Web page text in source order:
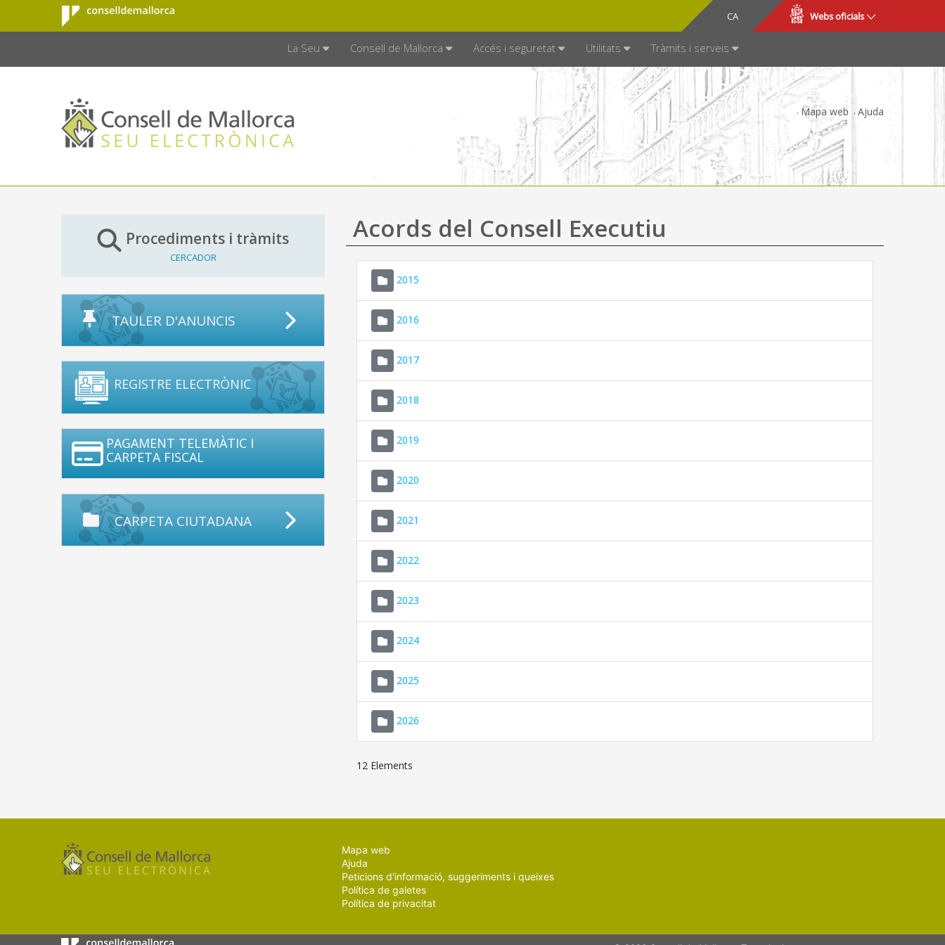
Salta al contingut principal
Consell de
Mallorca
CA
ES Webs oficials
La Seu Consell de Mallorca Accés i seguretat Utilitats Tràmits i serveis
Mapa web Ajuda
Procediments i tràmits
CERCADOR
TAULER D'ANUNCIS
REGISTRE ELECTRÒNIC
PAGAMENT TELEMÀTIC I
CARPETA FISCAL
CARPETA CIUTADANA
Acords del Consell Executiu
2015
2016
2017
2018
2019
2020
2021
2022
2023
2024
2025
2026
12 Elements
Mapa web
Ajuda
Peticions d'informació, suggeriments i queixes
Política de galetes
Política de privacitat